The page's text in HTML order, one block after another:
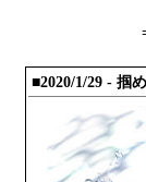
■2020/1/29 - 掴